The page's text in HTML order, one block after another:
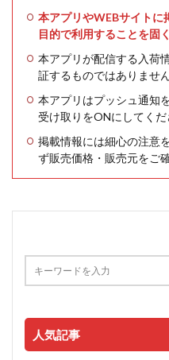
本アプリやWEBサイトに
目的で利用することを固
本アプリが配信する入荷
証するものではありません
本アプリはプッシュ通知
受け取りをONにしてくだ
掲載情報には細心の注意
ず販売価格・販売元をご
人気記事